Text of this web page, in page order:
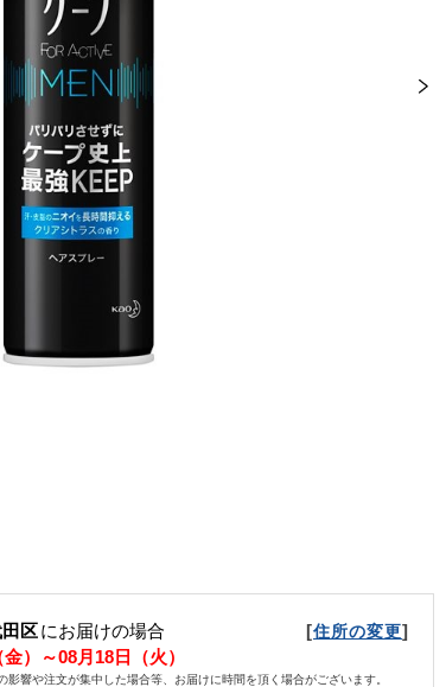
区にお届けの場合 [住所の変更]
）～08月18日（火）
影響や注文が集中した場合等、お届けに時間を頂く場合がございます。